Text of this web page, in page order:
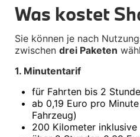
Exterieur
Interieur
Kommunikation &
Winterkompletträder
Räderzubehör
Reifen
Sicherheit
MINI Coupe Zubehör
Was kostet
Sie können je nach
zwischen drei Paketen
1. Minutentarif
• für Fahrten bis 2
• ab 0,19 Euro pro
Fahrzeug)
•
200 Kilometer inklusive